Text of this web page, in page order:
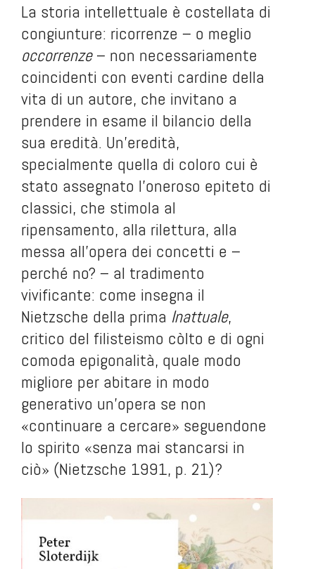
La storia intellettuale è costellata di
congiunture: ricorrenze – o meglio
occorrenze– non necessariamente
coincidenti con eventi cardine della
vita di un autore, che invitano a
prendere in esame il bilancio della
sua eredità. Un’eredità,
specialmente quella di coloro cui è
stato assegnato l’oneroso epiteto di
classici, che stimola al
ripensamento, alla rilettura, alla
messa all’opera dei concetti e –
perché no? – al tradimento
vivificante: come insegna il
Nietzsche della prima Inattuale,
critico del filisteismo còlto e di ogni
comoda epigonalità, quale modo
migliore per abitare in modo
generativo un’opera se non
«continuare a cercare» seguendone
lo spirito «senza mai stancarsi in
ciò» (Nietzsche 1991, p. 21)?